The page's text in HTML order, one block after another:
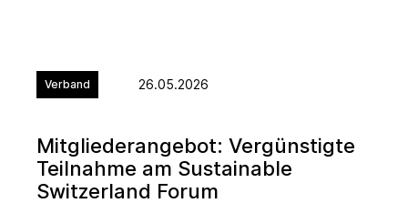
Verband 26.05.2026
Mitgliederangebot: Vergünstigte
Teilnahme am Sustainable
Switzerland Forum